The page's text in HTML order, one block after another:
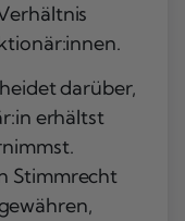
darüber,
erhältst
Stimmrecht